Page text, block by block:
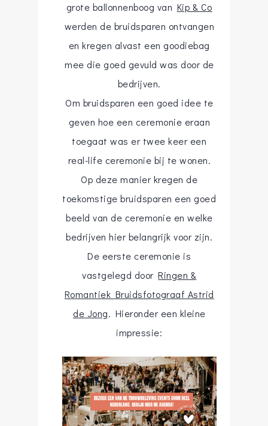
grote ballonnenboog van Kip & Co
werden de bruidsparen ontvangen
en kregen alvast een goodiebag
mee die goed gevuld was door de
bedrijven.
Om bruidsparen een goed idee te
geven hoe een ceremonie eraan
toegaat was er twee keer een
real-life ceremonie bij te wonen.
Op deze manier kregen de
toekomstige bruidsparen een goed
beeld van de ceremonie en welke
bedrijven hier belangrijk voor zijn.
De eerste ceremonie is
vastgelegd doorRingen &
Romantiek Bruidsfotograaf Astrid
de Jong. Hieronder een kleine
impressie: